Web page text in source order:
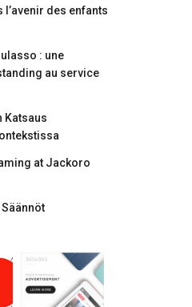
l’avenir des enfants
: une
au service
Katsaus
at Jackoro